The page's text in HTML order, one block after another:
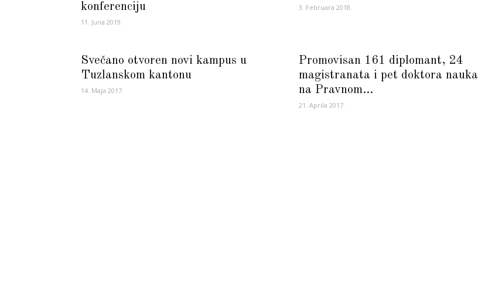
konferenciju
11. Juna 2019.
3. Februara 2018.
Svečano otvoren novi kampus u
Tuzlanskom kantonu
14. Maja 2017.
Promovisan 161 diplomant, 24
magistranata i pet doktora nauka
na Pravnom...
21. Aprila 2017.